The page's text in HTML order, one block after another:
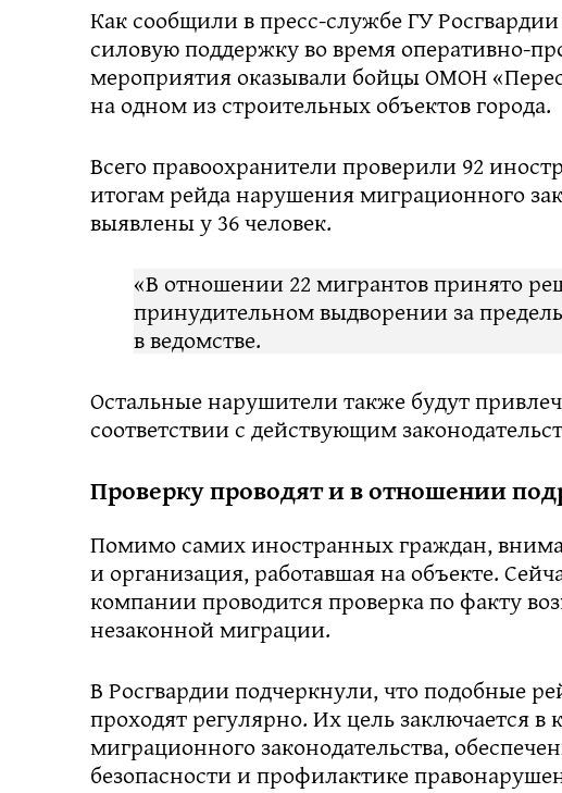
Как сообщили в пресс-службе ГУ
силовую поддержку во время оперативно-
мероприятия оказывали бойцы ОМОН
на одном из строительных объектов города.
Всего правоохранители проверили 92
итогам рейда нарушения миграционного
выявлены у 36 человек.
«В отношении 22 мигрантов принято
принудительном выдворении за
в ведомстве.
Остальные нарушители также будут
соответствии с действующим
Проверку проводят и в отношении
Помимо самих иностранных граждан,
и организация, работавшая на объекте.
компании проводится проверка по факту
незаконной миграции.
В Росгвардии подчеркнули, что подобные
проходят регулярно. Их цель заключается
миграционного законодательства,
безопасности и профилактике